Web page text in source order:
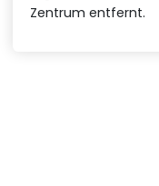
Zentrum entfernt.